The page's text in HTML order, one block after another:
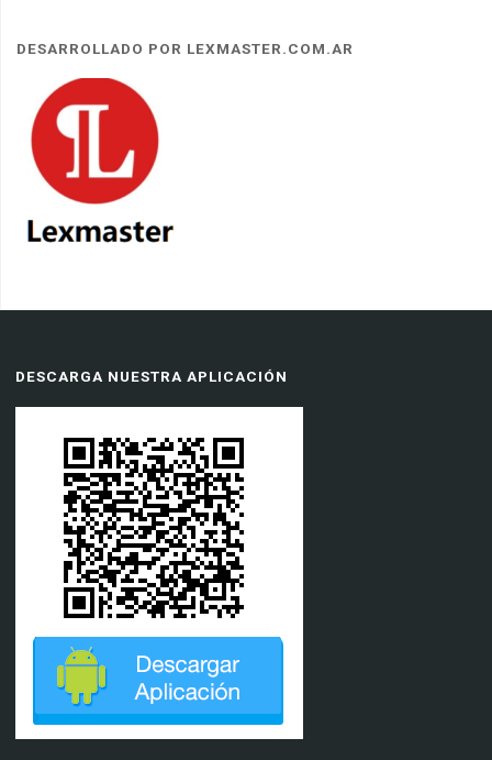
DESARROLLADO POR LEXMASTER.COM.AR
DESCARGA NUESTRA APLICACIÓN